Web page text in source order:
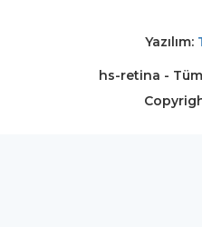
Yazılım:
hs-retina - Tüm